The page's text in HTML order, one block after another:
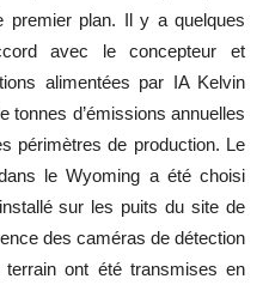
premier plan. Il y a quelques
avec le concepteur et
alimentées par IA Kelvin
tonnes d’émissions annuelles
périmètres de production. Le
le Wyoming a été choisi
sur les puits du site de
des caméras de détection
ont été transmises en